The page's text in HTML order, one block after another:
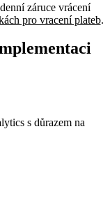
záruce vrácení
pro vracení plateb.
s důrazem na